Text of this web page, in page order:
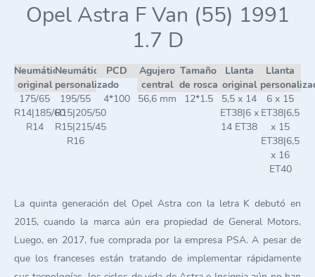
Opel Astra F Van (55) 1991
1.7 D
Neumático
original
Neumático
personalizado
PCD
Agujero
central
Tamaño
de rosca
Llanta
original
Llanta
175/65
R14|185/60
R14
195/55
R15|205/50
R15|215/45
R16
4*100 56,6 mm 12*1.5
5,5 x 14
ET38|6 x
14 ET38
6 x 15
ET38|6,5
x 15
ET38|6,5
x 16
ET40
La quinta generación del Opel Astra con la letra K debutó en
2015, cuando la marca aún era propiedad de General Motors.
Luego, en 2017, fue comprada por la empresa PSA. A pesar de
que los franceses están tratando de implementar rápidamente